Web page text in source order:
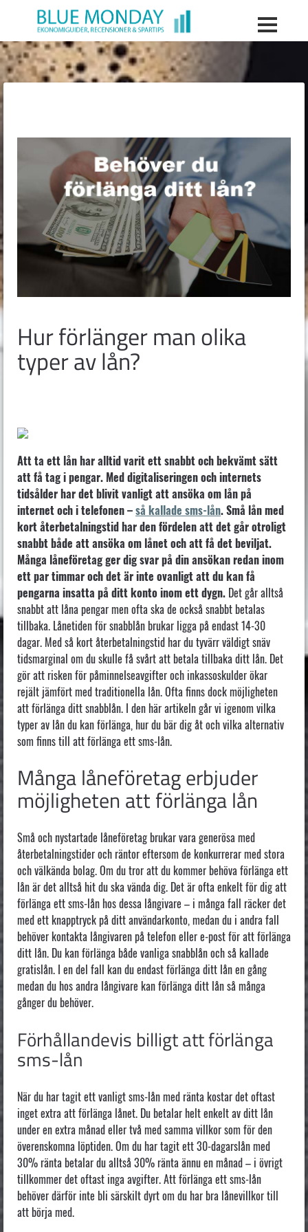
Hur förlänger man olika
typer av lån?
Att ta ett lån har alltid varit ett snabbt och bekvämt sätt
att få tag i pengar. Med digitaliseringen och internets
tidsålder har det blivit vanligt att ansöka om lån på
internet och i telefonen –så kallade sms-lån.Små lån med
kort återbetalningstid har den fördelen att det går otroligt
snabbt både att ansöka om lånet och att få det beviljat.
Många låneföretag ger dig svar på din ansökan redan inom
ett par timmar och det är inte ovanligt att du kan få
pengarna insatta på ditt konto inom ett dygn. Det går alltså
snabbt att låna pengar men ofta ska de också snabbt betalas
tillbaka. Lånetiden för snabblån brukar ligga på endast 14-30
dagar. Med så kort återbetalningstid har du tyvärr väldigt snäv
tidsmarginal om du skulle få svårt att betala tillbaka ditt lån. Det
gör att risken för påminnelseavgifter och inkassoskulder ökar
rejält jämfört med traditionella lån. Ofta finns dock möjligheten
att förlänga ditt snabblån. I den här artikeln går vi igenom vilka
typer av lån du kan förlänga, hur du bär dig åt och vilka alternativ
som finns till att förlänga ett sms-lån.
Många låneföretag erbjuder
möjligheten att förlänga lån
Små och nystartade låneföretag brukar vara generösa med
återbetalningstider och räntor eftersom de konkurrerar med stora
och välkända bolag. Om du tror att du kommer behöva förlänga ett
lån är det alltså hit du ska vända dig. Det är ofta enkelt för dig att
förlänga ett sms-lån hos dessa långivare – i många fall räcker det
med ett knapptryck på ditt användarkonto, medan du i andra fall
behöver kontakta långivaren på telefon eller e-post för att förlänga
ditt lån. Du kan förlänga både vanliga snabblån och så kallade
gratislån. I en del fall kan du endast förlänga ditt lån en gång
medan du hos andra långivare kan förlänga ditt lån så många
gånger du behöver.
Förhållandevis billigt att förlänga
sms-lån
När du har tagit ett vanligt sms-lån med ränta kostar det oftast
inget extra att förlänga lånet. Du betalar helt enkelt av ditt lån
under en extra månad eller två med samma villkor som för den
överenskomna löptiden. Om du har tagit ett 30-dagarslån med
30% ränta betalar du alltså 30% ränta ännu en månad – i övrigt
tillkommer det oftast inga avgifter. Att förlänga ett sms-lån
behöver därför inte bli särskilt dyrt om du har bra lånevillkor till
att börja med.